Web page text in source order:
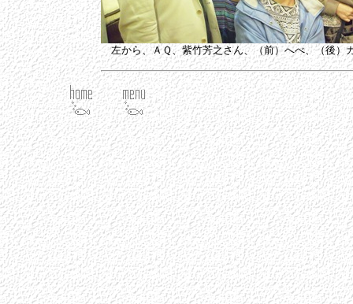
左から、ＡＱ、紫竹芳之さん、（前）へべ、（後）